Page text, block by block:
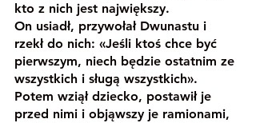
kto z nich jest największy.
On usiadł, przywołał Dwunastu i
rzekł do nich: «Jeśli ktoś chce być
pierwszym, niech będzie ostatnim ze
wszystkich i sługą wszystkich».
Potem wziął dziecko, postawił je
przed nimi i objąwszy je ramionami,